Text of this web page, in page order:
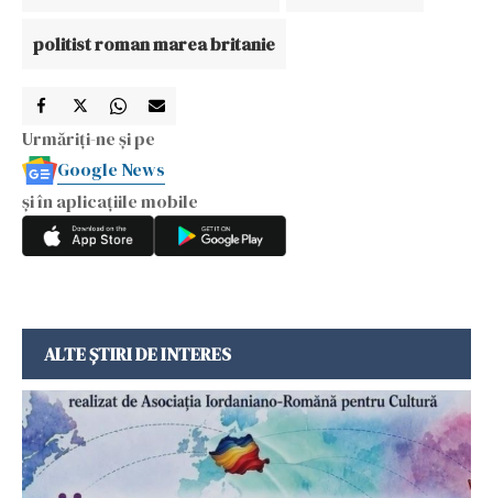
politist roman marea britanie
Urmăriți-ne și pe
Google News
și în aplicațiile mobile
ALTE ȘTIRI DE INTERES